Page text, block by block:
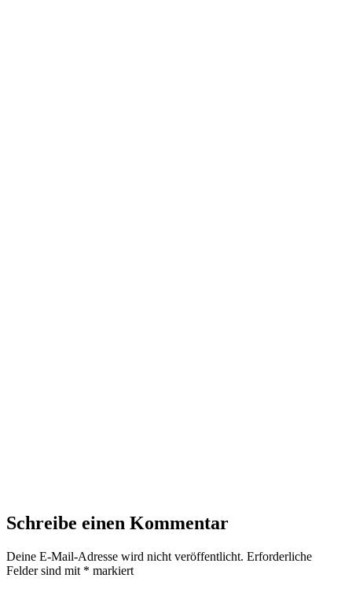
Schreibe einen Kommentar
Deine E-Mail-Adresse wird nicht veröffentlicht. Erforderliche
Felder sind mit * markiert